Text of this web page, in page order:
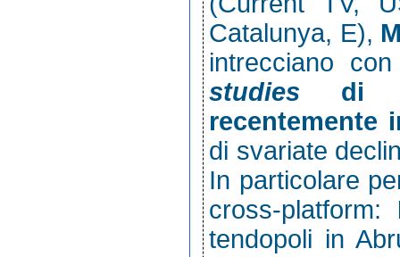
Catalunya, E),
intrecciano
studies
di
recentemente
di svariate
In particolare
cross-platform:
tendopoli in